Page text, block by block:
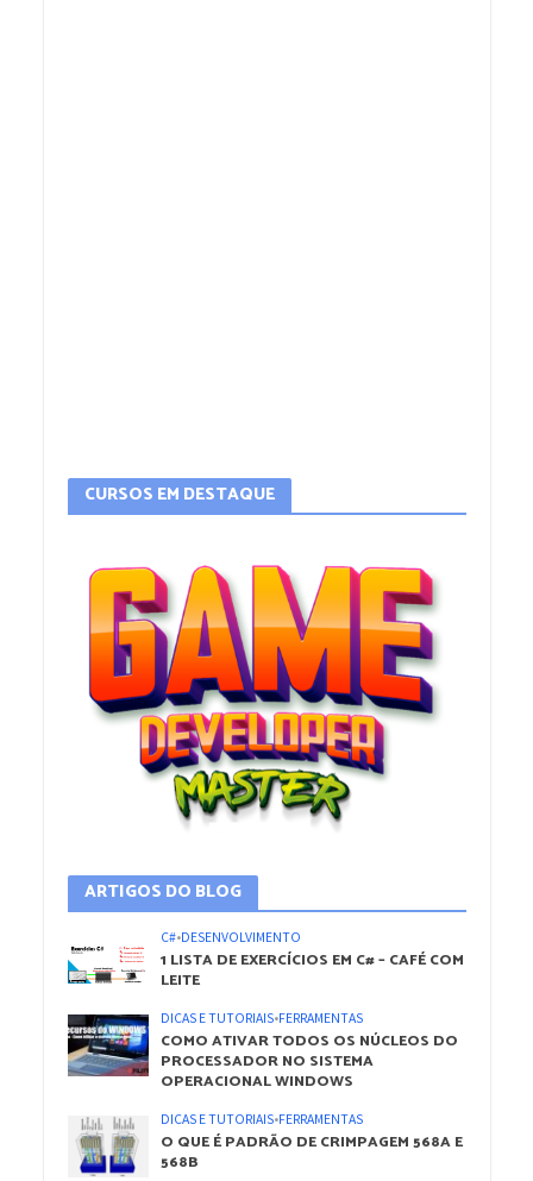
CURSOS EM DESTAQUE
ARTIGOS DO BLOG
C#•DESENVOLVIMENTO
1 LISTA DE EXERCÍCIOS EM C# – CAFÉ COM
LEITE
DICAS E TUTORIAIS•FERRAMENTAS
COMO ATIVAR TODOS OS NÚCLEOS DO
PROCESSADOR NO SISTEMA
OPERACIONAL WINDOWS
DICAS E TUTORIAIS•FERRAMENTAS
O QUE É PADRÃO DE CRIMPAGEM 568A E
568B